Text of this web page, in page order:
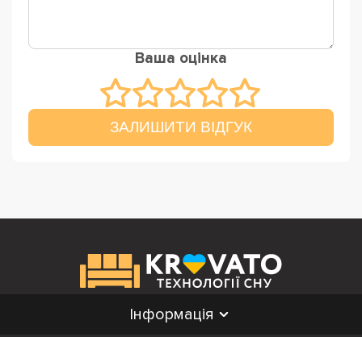
Ваша оцінка
ЗАЛИШИТИ ВІДГУК
Інформація